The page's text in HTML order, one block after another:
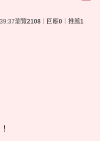
瀏覽2108 ｜回應0 ｜推薦1